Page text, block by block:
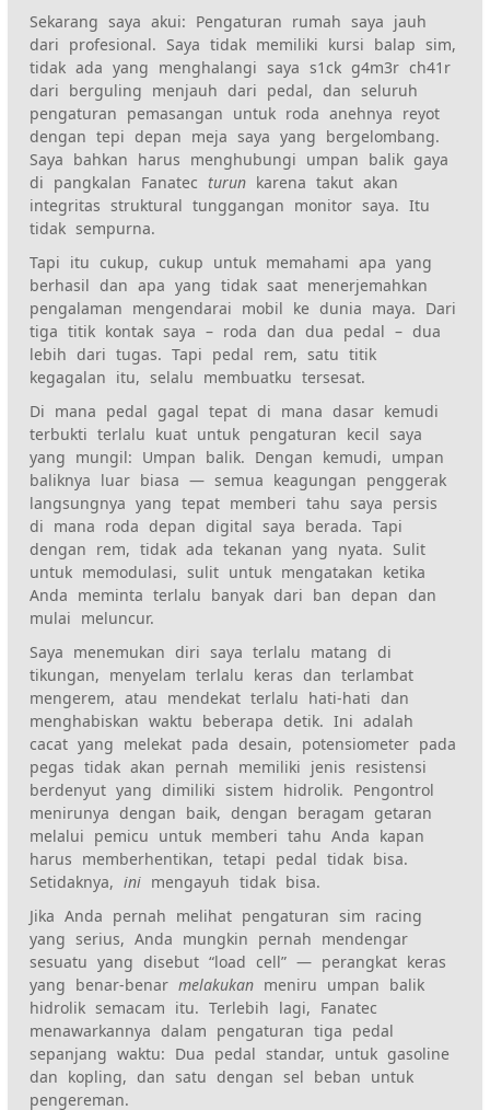
Sekarang saya akui: Pengaturan rumah saya jauh
dari profesional. Saya tidak memiliki kursi balap sim,
tidak ada yang menghalangi sayas1ck g4m3r ch41r
dari berguling menjauh dari pedal, dan seluruh
pengaturan pemasangan untuk roda anehnya reyot
dengan tepi depan meja saya yang bergelombang.
Saya bahkan harus menghubungi umpan balik gaya
di pangkalan Fanatecturun karena takut akan
integritas struktural tunggangan monitor saya. Itu
tidak sempurna.
Tapi itu cukup, cukup untuk memahami apa yang
berhasil dan apa yang tidak saat menerjemahkan
pengalaman mengendarai mobil ke dunia maya. Dari
tiga titik kontak saya – roda dan dua pedal – dua
lebih dari tugas. Tapi pedal rem, satu titik
kegagalan itu, selalu membuatku tersesat.
Di mana pedal gagal tepat di mana dasar kemudi
terbukti terlalu kuat untuk pengaturan kecil saya
yang mungil: Umpan balik. Dengan kemudi, umpan
baliknya luar biasa — semua keagungan penggerak
langsungnya yang tepat memberi tahu saya persis
di mana roda depan digital saya berada. Tapi
dengan rem, tidak ada tekanan yang nyata. Sulit
untuk memodulasi, sulit untuk mengatakan ketika
Anda meminta terlalu banyak dari ban depan dan
mulai meluncur.
Saya menemukan diri saya terlalu matang di
tikungan, menyelam terlalu keras dan terlambat
mengerem, atau mendekat terlalu hati-hati dan
menghabiskan waktu beberapa detik. Ini adalah
cacat yang melekat pada desain, potensiometer pada
pegas tidak akan pernah memiliki jenis resistensi
berdenyut yang dimiliki sistem hidrolik. Pengontrol
menirunya dengan baik, dengan beragam getaran
melalui pemicu untuk memberi tahu Anda kapan
harus memberhentikan, tetapi pedal tidak bisa.
Setidaknya,ini mengayuh tidak bisa.
Jika Anda pernah melihat pengaturan sim racing
yang serius, Anda mungkin pernah mendengar
sesuatu yang disebut “load cell” — perangkat keras
yang benar-benarmelakukan meniru umpan balik
hidrolik semacam itu. Terlebih lagi, Fanatec
menawarkannya dalam pengaturan tiga pedal
sepanjang waktu: Dua pedal standar, untuk gasoline
dan kopling, dan satu dengan sel beban untuk
pengereman.